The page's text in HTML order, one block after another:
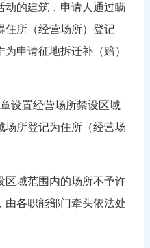
动的建筑，申请人通过瞒
住所（经营场所）登记
申请征地拆迁补（赔）
设置经营场所禁设区域
场所登记为住所（经营场
域范围内的场所不予许
由各职能部门牵头依法处